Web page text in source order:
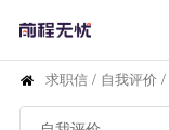
求职信 / 自我评价 /